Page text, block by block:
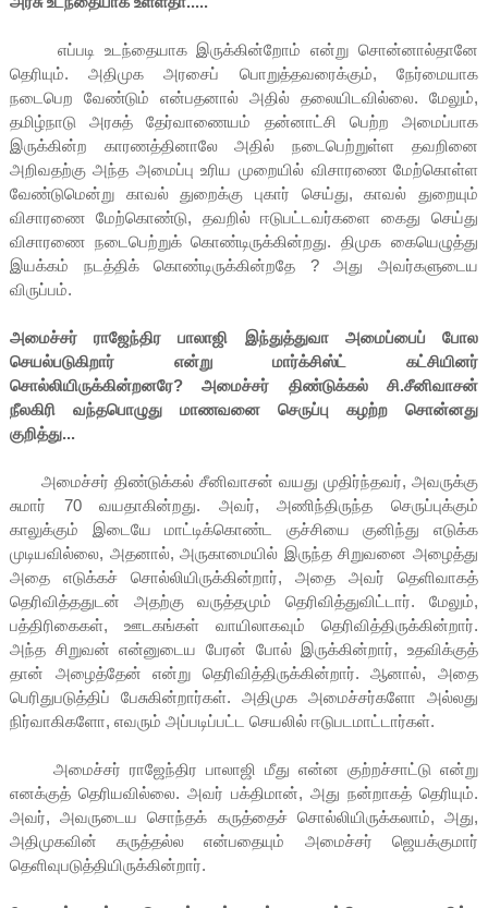
எப்படி உடந்தையாக இருக்கின்றோம் என்று சொன்னால்தானே
தெரியும். அதிமுக அரசைப் பொறுத்தவரைக்கும், நேர்மையாக
நடைபெற வேண்டும் என்பதனால் அதில் தலையிடவில்லை. மேலும்,
தமிழ்நாடு அரசுத் தேர்வாணையம் தன்னாட்சி பெற்ற அமைப்பாக
இருக்கின்ற காரணத்தினாலே அதில் நடைபெற்றுள்ள தவறினை
அறிவதற்கு அந்த அமைப்பு உரிய முறையில் விசாரணை மேற்கொள்ள
வேண்டுமென்று காவல் துறைக்கு புகார் செய்து, காவல் துறையும்
விசாரணை மேற்கொண்டு, தவறில் ஈடுபட்டவர்களை கைது செய்து
விசாரணை நடைபெற்றுக் கொண்டிருக்கின்றது. திமுக கையெழுத்து
இயக்கம் நடத்திக் கொண்டிருக்கின்றதே ? அது அவர்களுடைய
விருப்பம்.
அமைச்சர் ராஜேந்திர பாலாஜி இந்துத்துவா அமைப்பைப் போல
செயல்படுகிறார் என்று மார்க்சிஸ்ட் கட்சியினர்
சொல்லியிருக்கின்றனரே? அமைச்சர் திண்டுக்கல் சி.சீனிவாசன்
நீலகிரி வந்தபொழுது மாணவனை செருப்பு கழற்ற சொன்னது
குறித்து...
அமைச்சர் திண்டுக்கல் சீனிவாசன் வயது முதிர்ந்தவர், அவருக்கு
சுமார் 70 வயதாகின்றது. அவர், அணிந்திருந்த செருப்புக்கும்
காலுக்கும் இடையே மாட்டிக்கொண்ட குச்சியை குனிந்து எடுக்க
முடியவில்லை, அதனால், அருகாமையில் இருந்த சிறுவனை அழைத்து
அதை எடுக்கச் சொல்லியிருக்கின்றார், அதை அவர் தெளிவாகத்
தெரிவித்ததுடன் அதற்கு வருத்தமும் தெரிவித்துவிட்டார். மேலும்,
பத்திரிகைகள், ஊடகங்கள் வாயிலாகவும் தெரிவித்திருக்கின்றார்.
அந்த சிறுவன் என்னுடைய பேரன் போல் இருக்கின்றார், உதவிக்குத்
தான் அழைத்தேன் என்று தெரிவித்திருக்கின்றார். ஆனால், அதை
பெரிதுபடுத்திப் பேசுகின்றார்கள். அதிமுக அமைச்சர்களோ அல்லது
நிர்வாகிகளோ, எவரும் அப்படிப்பட்ட செயலில் ஈடுபடமாட்டார்கள்.
அமைச்சர் ராஜேந்திர பாலாஜி மீது என்ன குற்றச்சாட்டு என்று
எனக்குத் தெரியவில்லை. அவர் பக்திமான், அது நன்றாகத் தெரியும்.
அவர், அவருடைய சொந்தக் கருத்தைச் சொல்லியிருக்கலாம், அது,
அதிமுகவின் கருத்தல்ல என்பதையும் அமைச்சர் ஜெயக்குமார்
தெளிவுபடுத்தியிருக்கின்றார்.